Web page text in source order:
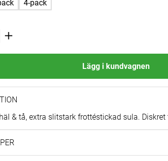
4-pack
Lägg i kundvagnen
& tå, extra slitstark frottéstickad sula. Diskret